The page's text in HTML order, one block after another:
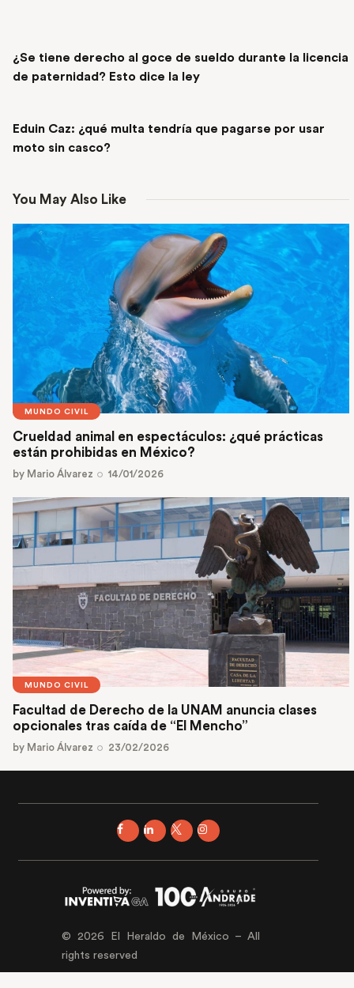
¿Se tiene derecho al goce de sueldo durante la licencia
de paternidad? Esto dice la ley
Eduin Caz: ¿qué multa tendría que pagarse por usar
moto sin casco?
You May Also Like
MUNDO CIVIL
Crueldad animal en espectáculos: ¿qué prácticas
están prohibidas en México?
by Mario Álvarez 14/01/2026
MUNDO CIVIL
Facultad de Derecho de la UNAM anuncia clases
opcionales tras caída de “El Mencho”
by Mario Álvarez 23/02/2026
© 2026 El Heraldo de México – All
rights reserved